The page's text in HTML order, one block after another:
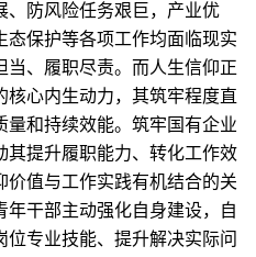
、防风险任务艰巨，产业优
保护等各项工作均面临现实
、履职尽责。而人生信仰正
核心内生动力，其筑牢程度直
和持续效能。筑牢国有企业
其提升履职能力、转化工作效
价值与工作实践有机结合的关
干部主动强化自身建设，自
专业技能、提升解决实际问